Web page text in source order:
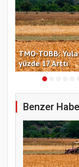
TMO-TOBB:
yüzde 17 Arttı
Benzer